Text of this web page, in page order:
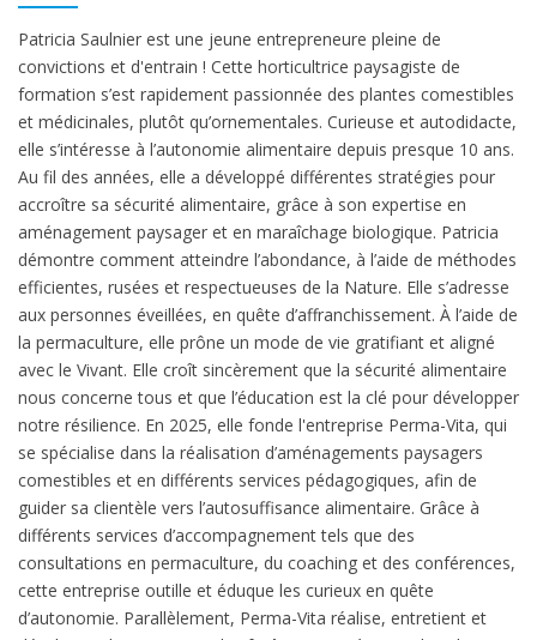
Patricia Saulnier est une jeune entrepreneure pleine de
convictions et d'entrain ! Cette horticultrice paysagiste de
formation s’est rapidement passionnée des plantes comestibles
et médicinales, plutôt qu’ornementales. Curieuse et autodidacte,
elle s’intéresse à l’autonomie alimentaire depuis presque 10 ans.
Au fil des années, elle a développé différentes stratégies pour
accroître sa sécurité alimentaire, grâce à son expertise en
aménagement paysager et en maraîchage biologique. Patricia
démontre comment atteindre l’abondance, à l’aide de méthodes
efficientes, rusées et respectueuses de la Nature. Elle s’adresse
aux personnes éveillées, en quête d’affranchissement. À l’aide de
la permaculture, elle prône un mode de vie gratifiant et aligné
avec le Vivant. Elle croît sincèrement que la sécurité alimentaire
nous concerne tous et que l’éducation est la clé pour développer
notre résilience. En 2025, elle fonde l'entreprise Perma-Vita, qui
se spécialise dans la réalisation d’aménagements paysagers
comestibles et en différents services pédagogiques, afin de
guider sa clientèle vers l’autosuffisance alimentaire. Grâce à
différents services d’accompagnement tels que des
consultations en permaculture, du coaching et des conférences,
cette entreprise outille et éduque les curieux en quête
d’autonomie. Parallèlement, Perma-Vita réalise, entretient et